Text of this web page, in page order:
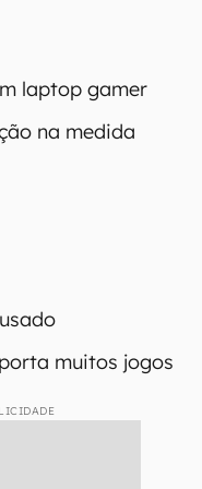
laptop gamer
na medida
muitos jogos